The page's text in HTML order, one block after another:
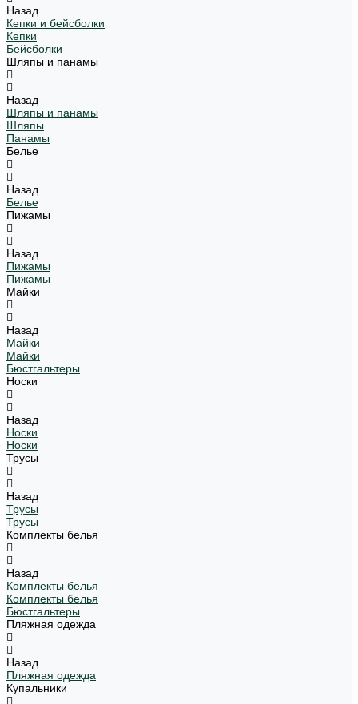
Назад
Кепки и бейсболки
Кепки
Бейсболки
Шляпы и панамы
Назад
Шляпы и панамы
Шляпы
Панамы
Белье
Назад
Белье
Пижамы
Назад
Пижамы
Пижамы
Майки
Назад
Майки
Майки
Бюстгальтеры
Носки
Назад
Носки
Носки
Трусы
Назад
Трусы
Трусы
Комплекты белья
Назад
Комплекты белья
Комплекты белья
Бюстгальтеры
Пляжная одежда
Назад
Пляжная одежда
Купальники